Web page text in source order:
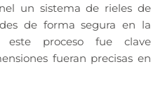
un sistema de rieles de
de forma segura en la
proceso fue clave
fueran precisas en